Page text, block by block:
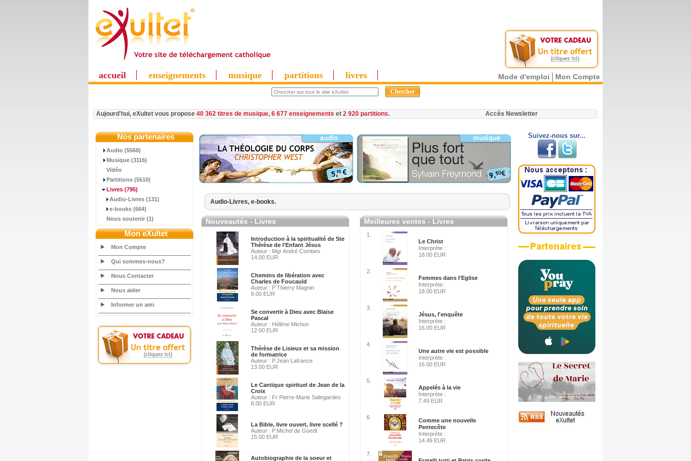
accueil enseignements musique partitions livres Mode d'emploi Mon Compte
Aujourd'hui, eXultet vous propose 40 362 titres de musique, 6 677 enseignements et 2 920 partitions. Accès Newsletter
Nos partenaires
Audio (5568)
Musique (3116)
Vidéo
Partitions (5510)
Livres (795)
Audio-Livres (131)
e-books (664)
Nous soutenir (1)
Mon eXultet
Mon Compte
Qui sommes-nous?
Nous Contacter
Nous aider
Informer un ami
Audio-Livres, e-books.
Nouveautés - Livres
Introduction à la spiritualité de Ste
Thérèse de l'Enfant Jésus
Auteur : Mgr André Combes
14.00 EUR
Chemins de libération avec
Charles de Foucauld
Auteur : P.Thierry Magnin
8.00 EUR
Se convertir à Dieu avec Blaise
Pascal
Auteur : Hélène Michon
12.00 EUR
Thérèse de Lisieux et sa mission
de formatrice
Auteur : P.Jean Lafrance
13.00 EUR
Le Cantique spirituel de Jean de la
Croix
Auteur : Fr Pierre-Marie Salingardes
8.00 EUR
La Bible, livre ouvert, livre scellé ?
Auteur : P.Michel de Goedt
15.00 EUR
Autobiographie de la soeur et
Meilleures ventes - Livres
1.
Le Christ
Interprète :
18.00 EUR
2.
Femmes dans l'Eglise
Interprète :
18.00 EUR
3.
Jésus, l'enquête
Interprète :
16.00 EUR
4.
Une autre vie est possible
Interprète :
16.00 EUR
5.
Appelés à la vie
Interprète :
7.49 EUR
6.
Comme une nouvelle
Pentecôte
Interprète :
14.49 EUR
7.
Suivez-nous sur...